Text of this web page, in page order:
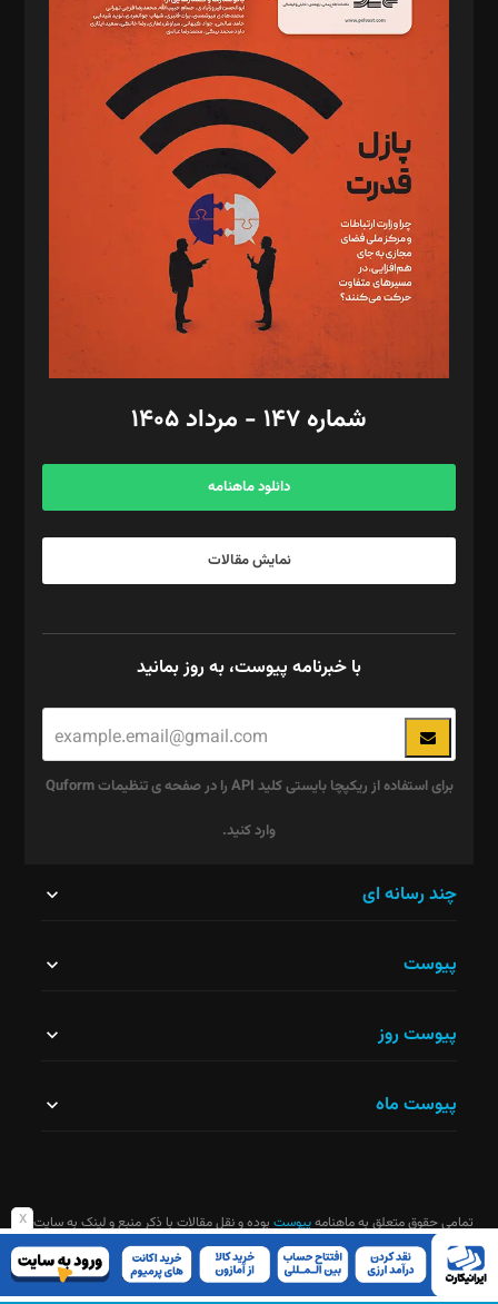
x
د‌بیر حقوق فناوری: حسام‌الدین ایپکچی
د‌بیر پیوست جهان: مینا پاکدل
د‌بیر تحریریه آنلاین: بابک نقاش
تحریریه‌: مجتبی محمود‌ی، آرش برهمند، یسنا امان‌پور، سروش کرمیان،
مصطفی مسجدی آرانی، ابوالفضل رجبی، زهرا فکرانه، فائزه فتحی
رستمی،مصطفی باستان
ویرایش: نگار استاد‌‌آقا
طراح یونیفرم: مجید توکلی
فیلمبرداری و عکاسی: امیر شفیعی، مانی لطفی زاده
گرافیک و صفحه‌آرایی: سید‌سبحان‌علی ثابت
مد‌یر توسعه تجاری: کامبیز برید‌
امور مالی: شاپور رهبری، محمد‌ کاظمی‌نیا
آگهی و مشترکین: ۰۹۱۹۹۹۹۰۴۵۴
شماره ۱۴۷ - مرداد ۱۴۰۵
دانلود ماهنامه
نمایش مقالات
با خبرنامه پیوست، به روز بمانید
برای استفاده از ریکپچا بایستی کلید API را در صفحه ی تنظیمات Quform
وارد کنید.
نباید
شود.
چند رسانه ای
پیوست
پیوست روز
پیوست ماه
تمامی حقوق متعلق به ماهنامهپیوست بوده و نقل مقالات با ذکر منبع و لینک به سایت
ماهنامه آزاد است